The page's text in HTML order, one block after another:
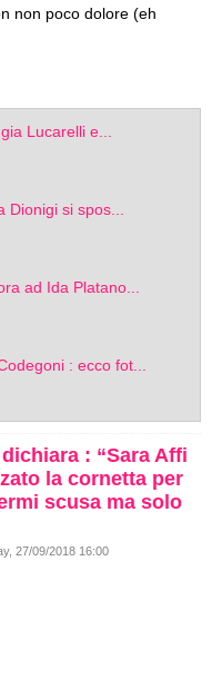
non poco dolore (eh
Lucarelli e...
si spos...
ad Ida Platano...
: ecco fot...
: “Sara Affi
la cornetta per
scusa ma solo
27/09/2018 16:00